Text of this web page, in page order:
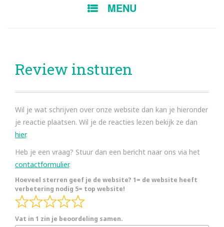
MENU
Review insturen
Wil je wat schrijven over onze website dan kan je hieronder
je reactie plaatsen. Wil je de reacties lezen bekijk ze dan
hier.
Heb je een vraag? Stuur dan een bericht naar ons via het
contactformulier.
Hoeveel sterren geef je de website? 1= de website heeft
verbetering nodig 5= top website!
Vat in 1 zin je beoordeling samen.